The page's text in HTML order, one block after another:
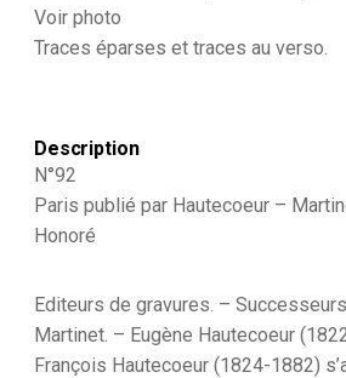
Soldat
1830
et
Royale
d'Etat
Majpr
Voir photo
Traces éparses et traces au verso.
Description
N°92
Paris publié par Hautecoeur –
Honoré
Editeurs de gravures. –
Martinet. – Eugène Hautecoeur
François Hautecoeur (1824-1882)